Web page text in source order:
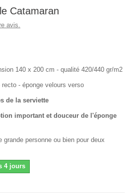
Catamaran
avis.
140 x 200 cm - qualité 420/440 gr/m2
- éponge velours verso
de la serviette
important et douceur de l'éponge
grande personne ou bien pour deux
4 jours